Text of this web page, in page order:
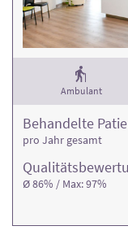
Ambulant
Ø 86% / Max: 97%
Behandelte
pro Jahr gesamt